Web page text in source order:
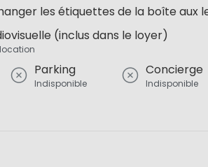
les étiquettes de la boîte aux
(inclus dans le loyer)
Parking
Indisponible
Concierge
Indisponible